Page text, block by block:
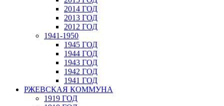
2014 ГОД
2013 ГОД
2012 ГОД
1941-1950
1945 ГОД
1944 ГОД
1943 ГОД
1942 ГОД
1941 ГОД
РЖЕВСКАЯ КОММУНА
1919 ГОД